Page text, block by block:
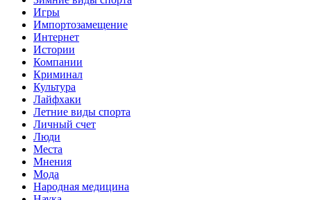
Игры
Импортозамещение
Интернет
Истории
Компании
Криминал
Культура
Лайфхаки
Летние виды спорта
Личный счет
Люди
Места
Мнения
Мода
Народная медицина